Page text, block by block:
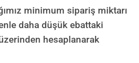
minimum sipariş miktarı
daha düşük ebattaki
hesaplanarak